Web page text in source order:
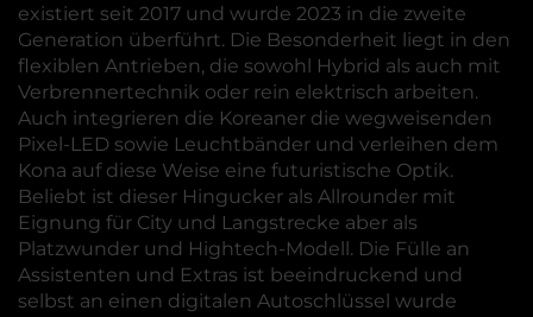
existiert seit 2017 und wurde 2023 in die zweite
Generation überführt. Die Besonderheit liegt in den
flexiblen Antrieben, die sowohl Hybrid als auch mit
Verbrennertechnik oder rein elektrisch arbeiten.
Auch integrieren die Koreaner die wegweisenden
Pixel-LED sowie Leuchtbänder und verleihen dem
Kona auf diese Weise eine futuristische Optik.
Beliebt ist dieser Hingucker als Allrounder mit
Eignung für City und Langstrecke aber als
Platzwunder und Hightech-Modell. Die Fülle an
Assistenten und Extras ist beeindruckend und
selbst an einen digitalen Autoschlüssel wurde